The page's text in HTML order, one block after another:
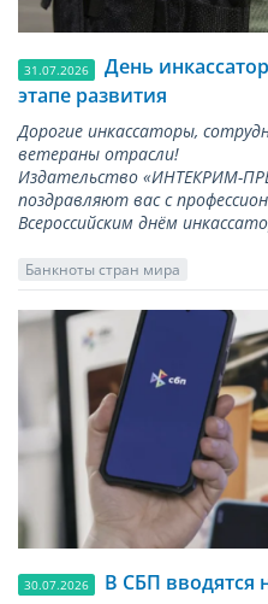
31.07.2026
День
этапе развития
Дорогие инкассаторы,
ветераны отрасли!
Издательство «ИНТЕКРИМ-
поздравляют вас с
Всероссийским днём
Банкноты стран мира
30.07.2026 В СБП вводятся